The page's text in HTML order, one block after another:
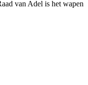
van Adel is het wapen